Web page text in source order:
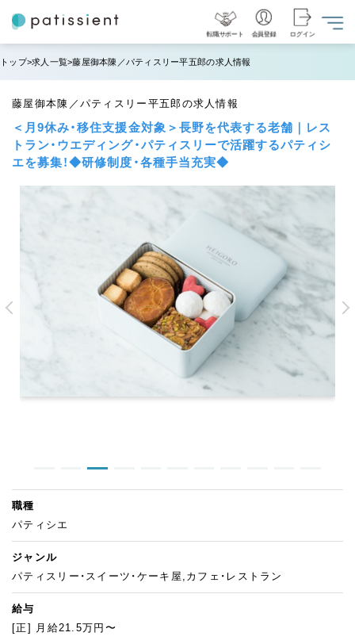
転職サポート 会員登録 ログイン
トップ 求人一覧 藤屋御本陳／パティスリー平五郎の求人情報
藤屋御本陳／パティスリー平五郎の求人情報
＜月9休み・移住支援金対象＞長野を代表する老舗｜レス
トラン・ウエディング・パティスリーで活躍するパティシ
エを募集！◆研修制度・各種手当充実◆
職種
パティシエ
ジャンル
パティスリー・スイーツ・ケーキ屋,カフェ・レストラン
給与
[正] 月給21.5万円〜